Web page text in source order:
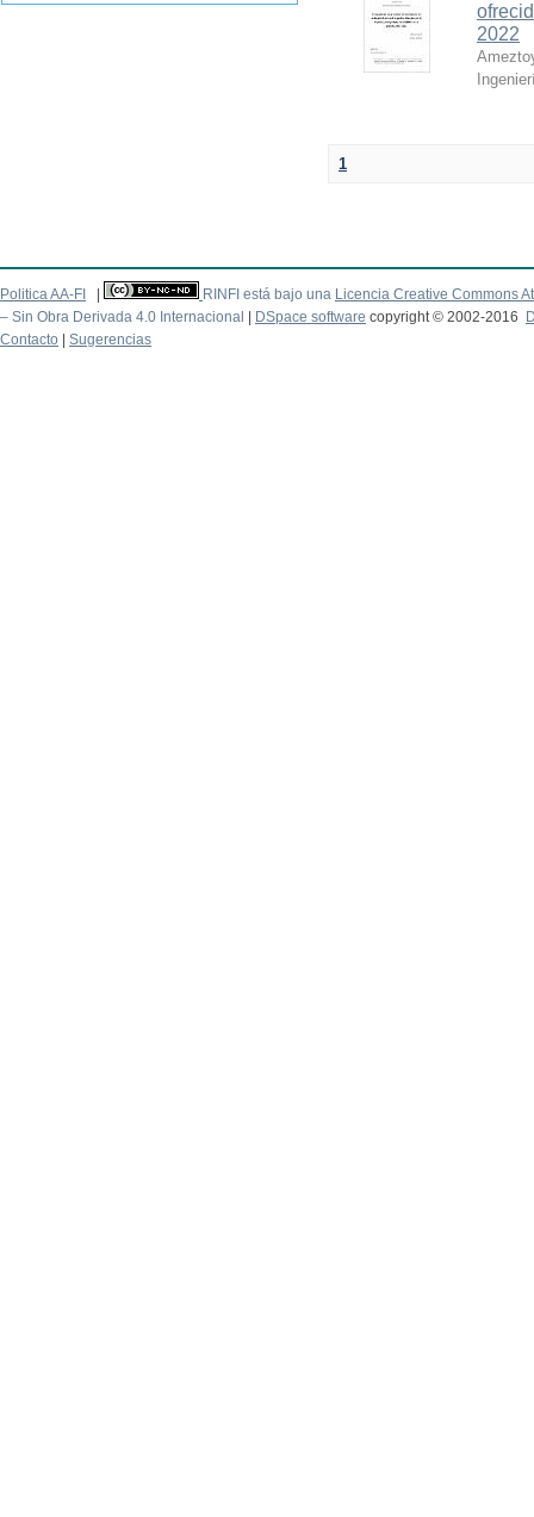
2022
1
Politica AA-FI RINFI está bajo una Licencia Creative Commons
– Sin Obra Derivada 4.0 Internacional
DSpace software copyright © 2002-2016
Contacto
Sugerencias